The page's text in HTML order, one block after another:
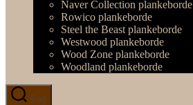
Naver Collection plankeborde
Rowico plankeborde
Steel the Beast plankeborde
Westwood plankeborde
Wood Zone plankeborde
Woodland plankeborde
Søg